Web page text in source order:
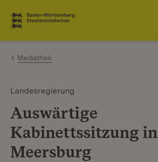
Zum Inhalt springen
Link zur Startseite
Mediathek
Landesregierung
Auswärtige
Kabinettssitzung in
Meersburg